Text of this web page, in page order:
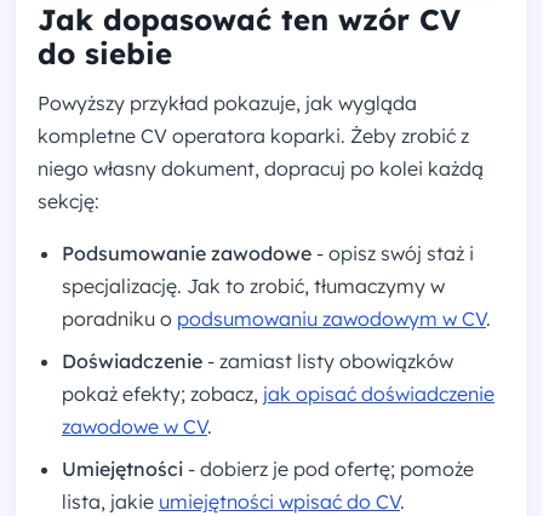
Jak dopasować ten wzór CV
do siebie
Powyższy przykład pokazuje, jak wygląda
kompletne CV operatora koparki. Żeby zrobić z
niego własny dokument, dopracuj po kolei każdą
sekcję:
Podsumowanie zawodowe - opisz swój staż i
specjalizację. Jak to zrobić, tłumaczymy w
poradniku o podsumowaniu zawodowym w CV.
Doświadczenie - zamiast listy obowiązków
pokaż efekty; zobacz, jak opisać doświadczenie
zawodowe w CV.
Umiejętności - dobierz je pod ofertę; pomoże
lista, jakie umiejętności wpisać do CV.